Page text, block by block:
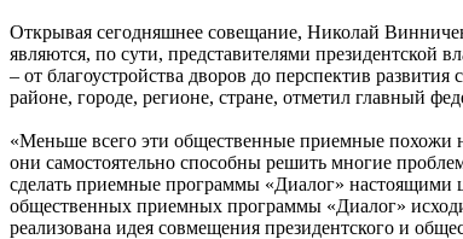
Открывая сегодняшнее совещание, Николай
являются, по сути, представителями
– от благоустройства дворов до перспектив
районе, городе, регионе, стране, отметил главный
«Меньше всего эти общественные приемные похожи
они самостоятельно способны решить многие
сделать приемные программы «Диалог» настоящими
общественных приемных программы «Диалог»
реализована идея совмещения президентского и